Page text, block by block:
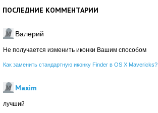
ПОСЛЕДНИЕ КОММЕНТАРИИ
Валерий
Не получается изменить иконки Вашим способом
Как заменить стандартную иконку Finder в OS X Mavericks?
Maxim
лучший